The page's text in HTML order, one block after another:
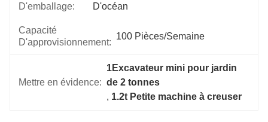
D'emballage:
D'océan
Capacité
D'approvisionnement:
100 Pièces/semaine
Mettre en évidence:
1Excavateur mini pour jardin
de 2 tonnes
, 1.2t Petite machine à creuser